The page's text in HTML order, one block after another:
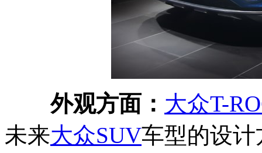
外观方面： 大众T-
未来大众SUV车型的设计